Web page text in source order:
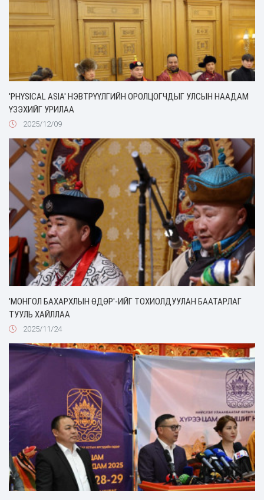
'PHYSICAL ASIA' НЭВТРҮҮЛГИЙН ОРОЛЦОГЧДЫГ УЛСЫН НААДАМ
ҮЗЭХИЙГ УРИЛАА
2025/12/09
'МОНГОЛ БАХАРХЛЫН ӨДӨР'-ИЙГ ТОХИОЛДУУЛАН БААТАРЛАГ
ТУУЛЬ ХАЙЛЛАА
2025/11/24